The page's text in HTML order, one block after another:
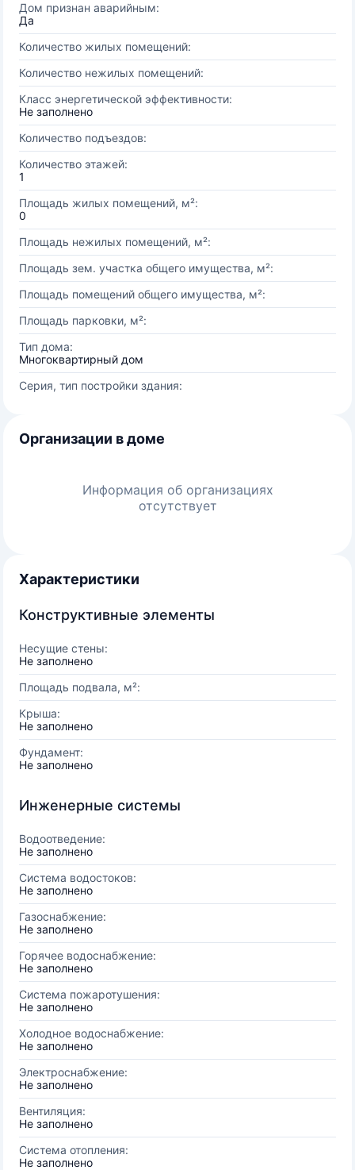
Дом признан аварийным:
Да
Количество жилых помещений:
Количество нежилых помещений:
Класс энергетической эффективности:
Не заполнено
Количество подъездов:
Количество этажей:
1
Площадь жилых помещений, м²:
0
Площадь нежилых помещений, м²:
Площадь зем. участка общего имущества, м²:
Площадь помещений общего имущества, м²:
Площадь парковки, м²:
Тип дома:
Многоквартирный дом
Серия, тип постройки здания:
Организации в доме
Информация об организациях
отсутствует
Характеристики
Конструктивные элементы
Несущие стены:
Не заполнено
Площадь подвала, м²:
Крыша:
Не заполнено
Фундамент:
Не заполнено
Инженерные системы
Водоотведение:
Не заполнено
Система водостоков:
Не заполнено
Газоснабжение:
Не заполнено
Горячее водоснабжение:
Не заполнено
Система пожаротушения:
Не заполнено
Холодное водоснабжение:
Не заполнено
Электроснабжение:
Не заполнено
Вентиляция:
Не заполнено
Система отопления:
Не заполнено